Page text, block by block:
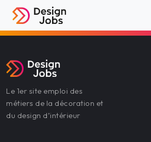
Le 1er site emploi des
métiers de la décoration et
du design d’intérieur